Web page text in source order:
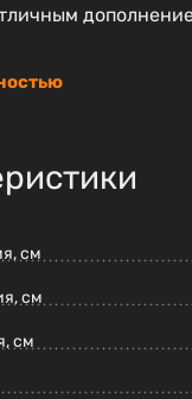
см
см
см